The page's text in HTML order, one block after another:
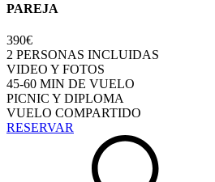
PAREJA
390€
2 PERSONAS INCLUIDAS
VIDEO Y FOTOS
45-60 MIN DE VUELO
PICNIC Y DIPLOMA
VUELO COMPARTIDO
RESERVAR